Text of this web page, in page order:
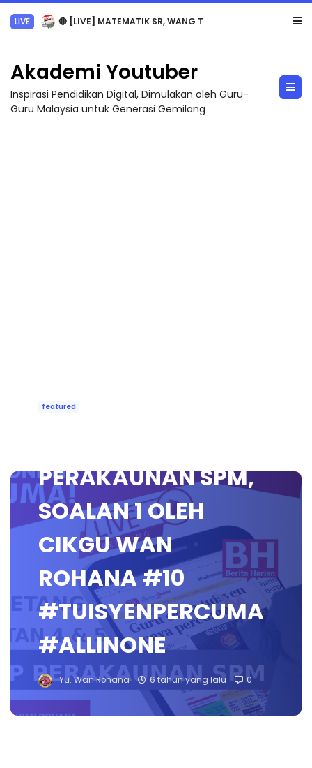
Sejarah Tingkatan 4
Akademi Youtuber
Inspirasi Pendidikan Digital, Dimulakan oleh Guru-
Guru Malaysia untuk Generasi Gemilang
featured
PERAKAUNAN SPM,
SOALAN 1 OLEH
CIKGU WAN
ROHANA #10
#TUISYENPERCUMA
#ALLINONE
Yu. Wan Rohana 6 tahun yang lalu 0